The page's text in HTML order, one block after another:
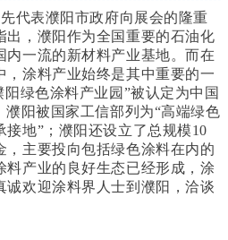
代表濮阳市政府向展会的隆重
出，濮阳作为全国重要的石油化
内一流的新材料产业基地。而在
，涂料产业始终是其中重要的一
绿色涂料产业园”被认定为中国
濮阳被国家工信部列为“高端绿色
地”；濮阳还设立了总规模10
，主要投向包括绿色涂料在内的
料产业的良好生态已经形成，涂
诚欢迎涂料界人士到濮阳，洽谈